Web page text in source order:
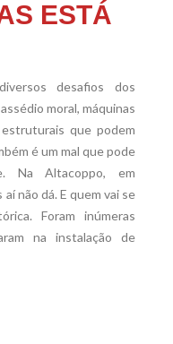
ESTÁ
desafios dos
moral, máquinas
que podem
é um mal que pode
Na Altacoppo, em
não dá. E quem vai se
Foram inúmeras
na instalação de